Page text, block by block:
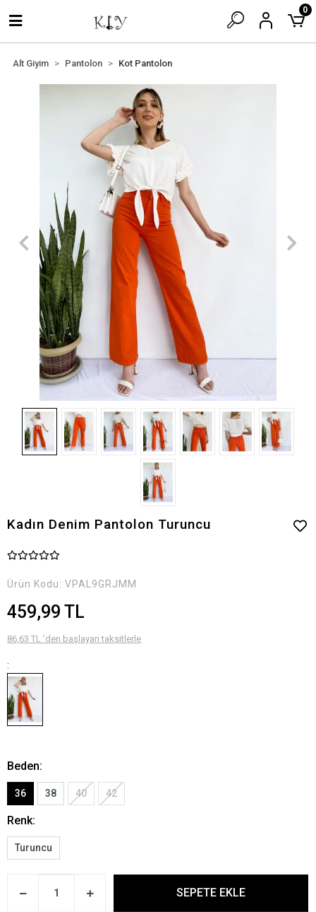
0
Alt Giyim Pantolon Kot Pantolon
Kadın Denim Pantolon Turuncu
Ürün Kodu: VPAL9GRJMM
459,99 TL
86,63 TL 'den başlayan taksitlerle
:
Beden:
36 38 40 42
Renk:
Turuncu
SEPETE EKLE